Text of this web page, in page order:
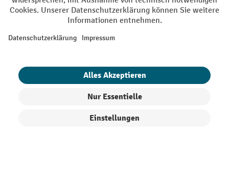
Alle Preise exkl. gesetzl. Mehrwertsteuer zzgl.Versandkosten und ggf.
Nachnahmegebühren, wenn nicht anders angegeben.
¹ Der Rabatt gilt so lange der Vorrat reicht. Der Rabatt gilt nicht auf
Erstregistrierung für den Newsletter gewährt. Der Gutschein ist 10
Tage gültig und kann ab einem Netto-Bestellwert von 250,- € online
eingelöst werden. Die Höhe des Rabatts variiert je nach
Arbeitsschutz | 5% auf Werkstatt, Betrieb, Transport, Stapeln und